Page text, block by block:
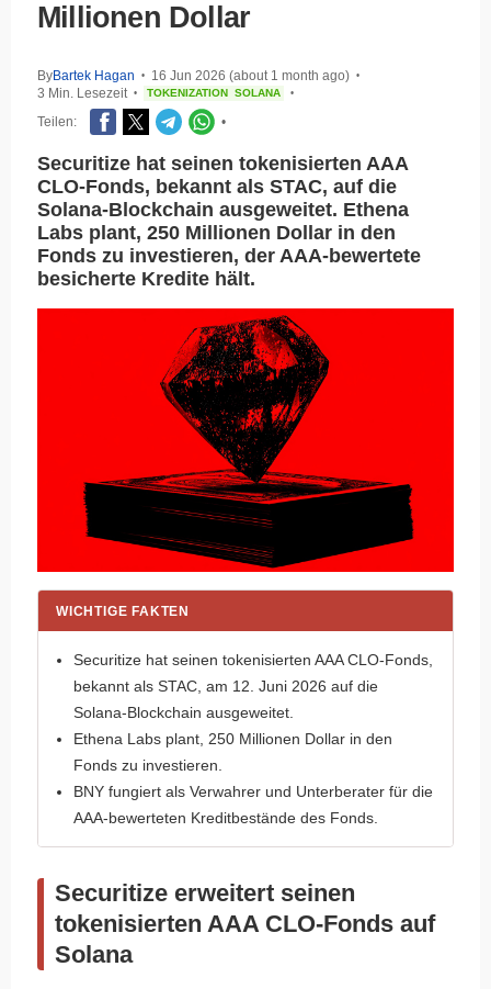
Millionen Dollar
ByBartek Hagan • 16 Jun 2026 (about 1 month ago) •
3 Min. Lesezeit • TOKENIZATION SOLANA •
Teilen: •
Securitize hat seinen tokenisierten AAA
CLO-Fonds, bekannt als STAC, auf die
Solana-Blockchain ausgeweitet. Ethena
Labs plant, 250 Millionen Dollar in den
Fonds zu investieren, der AAA-bewertete
besicherte Kredite hält.
WICHTIGE FAKTEN
Securitize hat seinen tokenisierten AAA CLO-Fonds,
bekannt als STAC, am 12. Juni 2026 auf die
Solana-Blockchain ausgeweitet.
Ethena Labs plant, 250 Millionen Dollar in den
Fonds zu investieren.
BNY fungiert als Verwahrer und Unterberater für die
AAA-bewerteten Kreditbestände des Fonds.
Securitize erweitert seinen
tokenisierten AAA CLO-Fonds auf
Solana